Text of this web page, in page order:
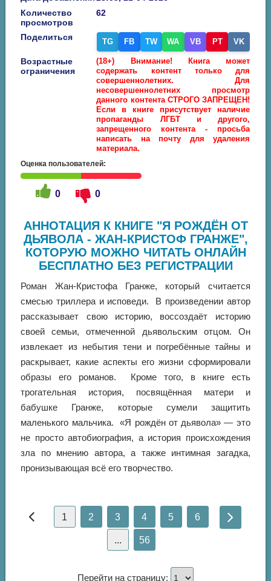
Количество
просмотров
62
Поделиться TG FB TW WA VB PT VK
Возрастные
ограничения
(18+) Внимание! Книга может
содержать контент только для
совершеннолетних. Для
несовершеннолетних просмотр
данного контента СТРОГО ЗАПРЕЩЕН!
Если в книге присутствует наличие
пропаганды ЛГБТ и другого,
запрещенного контента - просьба
написать на почту для удаления
материала.
Оценка пользователей:
0 0
АННОТАЦИЯ К КНИГЕ "Я РОЖДЁН ОТ
ДЬЯВОЛА - ЖАН-КРИСТОФ ГРАНЖЕ",
КОТОРУЮ МОЖНО ЧИТАТЬ ОНЛАЙН
БЕСПЛАТНО БЕЗ РЕГИСТРАЦИИ
Роман Жан-Кристофа Гранже, который считается
смесью триллера и исповеди. В произведении автор
рассказывает свою историю, воссоздаёт историю
своей семьи, отмеченной дьявольским отцом. Он
извлекает из небытия тени и погребённые тайны и
раскрывает, какие аспекты его жизни сформировали
образы его романов. Кроме того, в книге есть
трогательная история, посвящённая матери и
бабушке Гранже, которые сумели защитить
маленького мальчика. «Я рождён от дьявола» — это
не просто автобиография, а история происхождения
зла по мнению автора, а также интимная загадка,
пронизывающая всё его творчество.
1 2 3 4 5 6
... 56
Перейти на страницу: